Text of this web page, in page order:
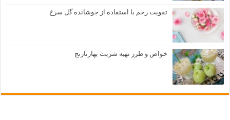
تقویت رحم با استفاده از جوشانده گل سرخ
خواص و طرز تهیه شربت بهارنارنج